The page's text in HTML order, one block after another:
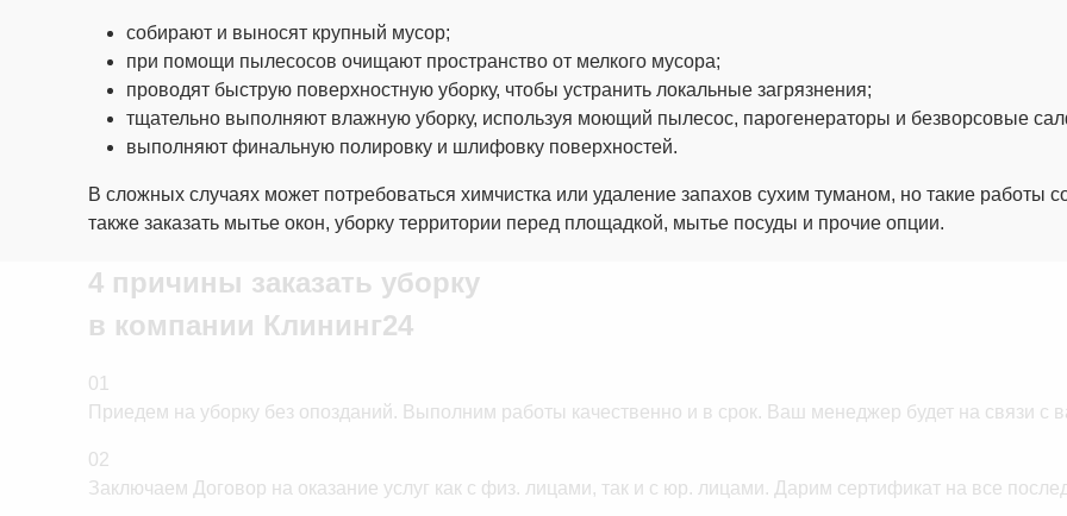
собирают и выносят крупный мусор;
при помощи пылесосов очищают пространство от мелкого мусора;
проводят быструю поверхностную уборку, чтобы устранить локальные загрязнения;
тщательно выполняют влажную уборку, используя моющий пылесос, парогенераторы и безворсовые
выполняют финальную полировку и шлифовку поверхностей.
В сложных случаях может потребоваться химчистка или удаление запахов сухим туманом, но такие
также заказать мытье окон, уборку территории перед площадкой, мытье посуды и прочие опции.
4 причины заказать уборку
в компании Клининг24
01
Приедем на уборку без опозданий. Выполним работы качественно и в срок. Ваш менеджер будет на связи с
02
Заключаем Договор на оказание услуг как с физ. лицами, так и с юр. лицами. Дарим сертификат на все